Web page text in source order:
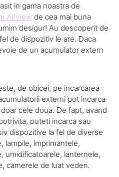
in gama noastra de
Allview de cea mai buna
desigur! Au descoperit de
de dispozitiv le are. Daca
de un acumulator extern
de obicei, pe incarcarea
externi pot incarca
cele doua. De fapt, avand
puteti incarca sau
dispozitive la fel de diverse
lampile, imprimantele,
umidificatoarele, lanternele,
camerele de luat vederi.